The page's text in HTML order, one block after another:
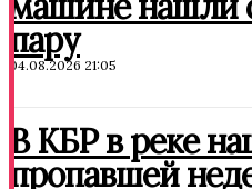
пару
04.08.2026 21:05
В КБР в реке
пропавшей